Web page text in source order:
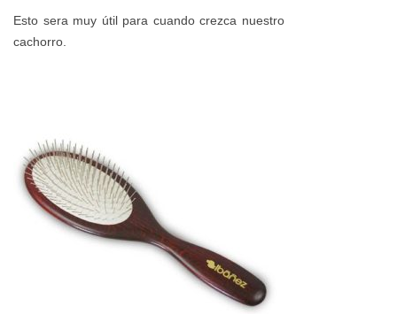
Esto sera muy útil para cuando crezca nuestro
cachorro.